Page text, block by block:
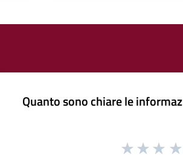
Quanto sono chiare le